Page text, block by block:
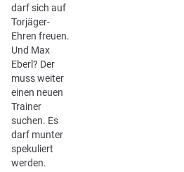
darf sich auf
Torjäger-
Ehren freuen.
Und Max
Eberl? Der
muss weiter
einen neuen
Trainer
suchen. Es
darf munter
spekuliert
werden.